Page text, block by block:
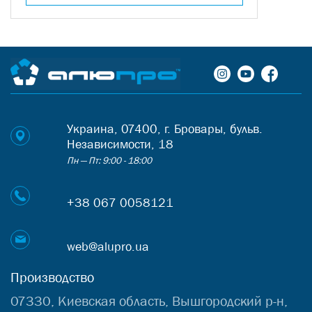
Украина, 07400, г. Бровары, бульв.
Независимости, 18
Пн — Пт: 9:00 - 18:00
+38 067 0058121
web@alupro.ua
Производство
07330, Киевская область, Вышгородский р-н,